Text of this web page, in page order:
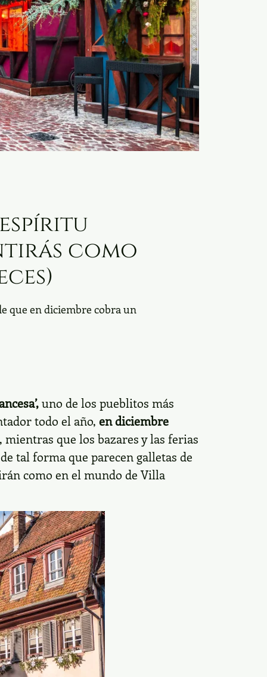
como
que en diciembre cobra un
uno de los pueblitos más
todo el año, en diciembre
mientras que los bazares y las ferias
tal forma que parecen galletas de
como en el mundo de Villa